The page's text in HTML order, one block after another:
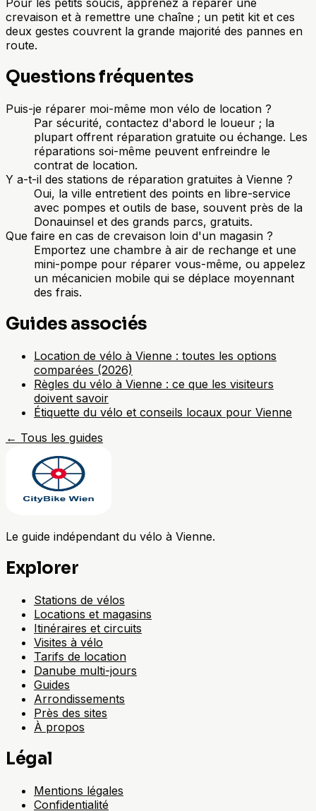
Pour les petits soucis, apprenez à réparer une
crevaison et à remettre une chaîne ; un petit kit et ces
deux gestes couvrent la grande majorité des pannes en
route.
Questions fréquentes
Puis-je réparer moi-même mon vélo de location ?
Par sécurité, contactez d'abord le loueur ; la
plupart offrent réparation gratuite ou échange. Les
réparations soi-même peuvent enfreindre le
contrat de location.
Y a-t-il des stations de réparation gratuites à Vienne ?
Oui, la ville entretient des points en libre-service
avec pompes et outils de base, souvent près de la
Donauinsel et des grands parcs, gratuits.
Que faire en cas de crevaison loin d'un magasin ?
Emportez une chambre à air de rechange et une
mini-pompe pour réparer vous-même, ou appelez
un mécanicien mobile qui se déplace moyennant
des frais.
Guides associés
Location de vélo à Vienne : toutes les options
comparées (2026)
Règles du vélo à Vienne : ce que les visiteurs
doivent savoir
Étiquette du vélo et conseils locaux pour Vienne
← Tous les guides
Le guide indépendant du vélo à Vienne.
Explorer
Stations de vélos
Locations et magasins
Itinéraires et circuits
Visites à vélo
Tarifs de location
Danube multi-jours
Guides
Arrondissements
Près des sites
À propos
Légal
Mentions légales
Confidentialité